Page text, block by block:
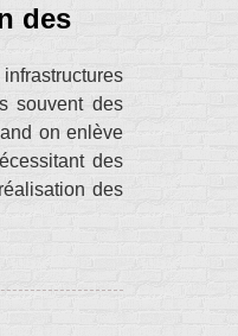
des
souvent des
on enlève
des
des